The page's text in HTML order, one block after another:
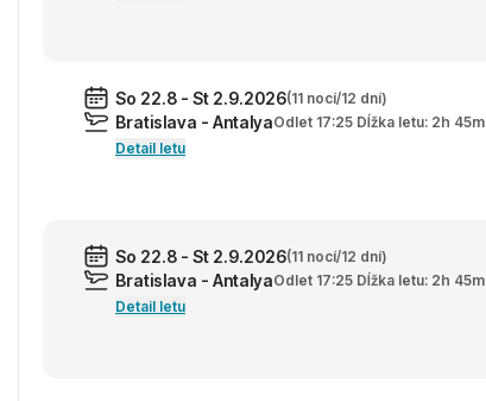
So 22.8 - St 2.9.2026(11 nocí/12 dní)
Bratislava - AntalyaOdlet 17:25 Dĺžka letu: 2h 45m
Detail letu
So 22.8 - St 2.9.2026(11 nocí/12 dní)
Bratislava - AntalyaOdlet 17:25 Dĺžka letu: 2h 45m
Detail letu